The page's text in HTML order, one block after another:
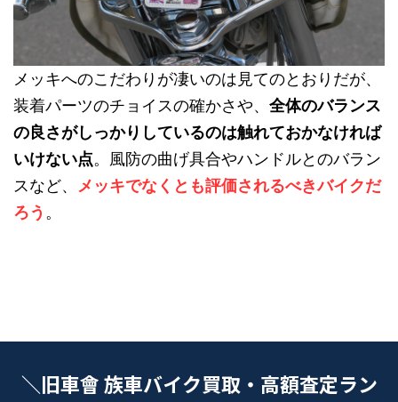
メッキへのこだわりが凄いのは見てのとおりだが、
装着パーツのチョイスの確かさや、 全体のバランス
の良さがしっかりしているのは触れておかなければ
いけない点。風防の曲げ具合やハンドルとのバラン
スなど、
メッキでなくとも評価されるべきバイクだ
ろう 。
＼旧車會 族車バイク買取・高額査定ラン